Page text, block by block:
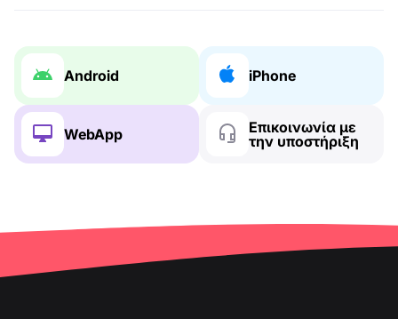
Android iPhone
WebApp
Επικοινωνία με
την υποστήριξη